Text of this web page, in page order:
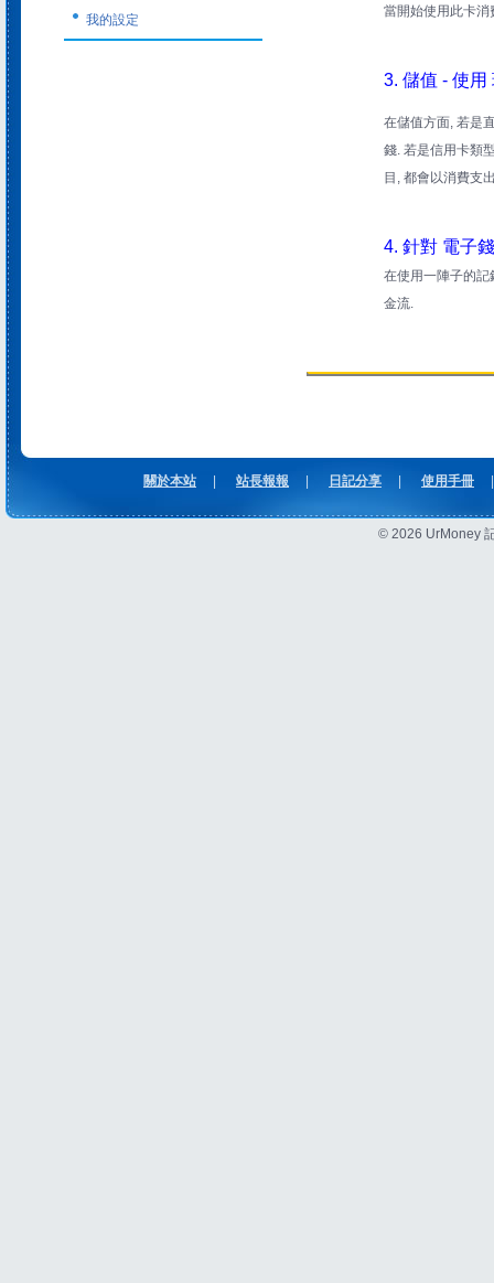
我的設定
當開始使用此卡消
3. 儲值 - 使用
在儲值方面, 若是
錢. 若是信用卡類
目, 都會以消費支
4. 針對 電子
在使用一陣子的記
金流.
關於本站 站長報報 日記分享 使用手冊
© 2026 UrMoney